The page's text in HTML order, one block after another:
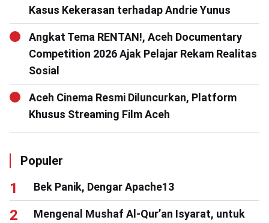
Kasus Kekerasan terhadap Andrie Yunus
Angkat Tema RENTAN!, Aceh Documentary
Competition 2026 Ajak Pelajar Rekam Realitas
Sosial
Aceh Cinema Resmi Diluncurkan, Platform
Khusus Streaming Film Aceh
Populer
Bek Panik, Dengar Apache13
Mengenal Mushaf Al-Qur’an Isyarat, untuk